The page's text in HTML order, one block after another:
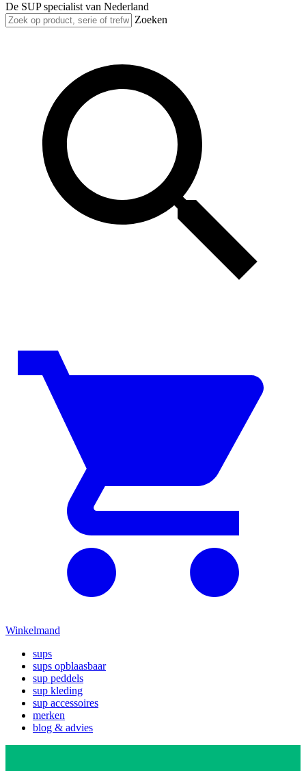
De SUP specialist van Nederland
Zoeken
Winkelmand
sups
sups opblaasbaar
sup peddels
sup kleding
sup accessoires
merken
blog & advies